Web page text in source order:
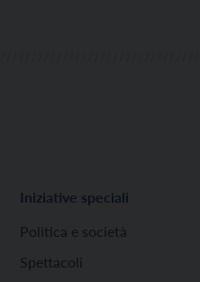
Iniziative speciali
Politica e società
Spettacoli